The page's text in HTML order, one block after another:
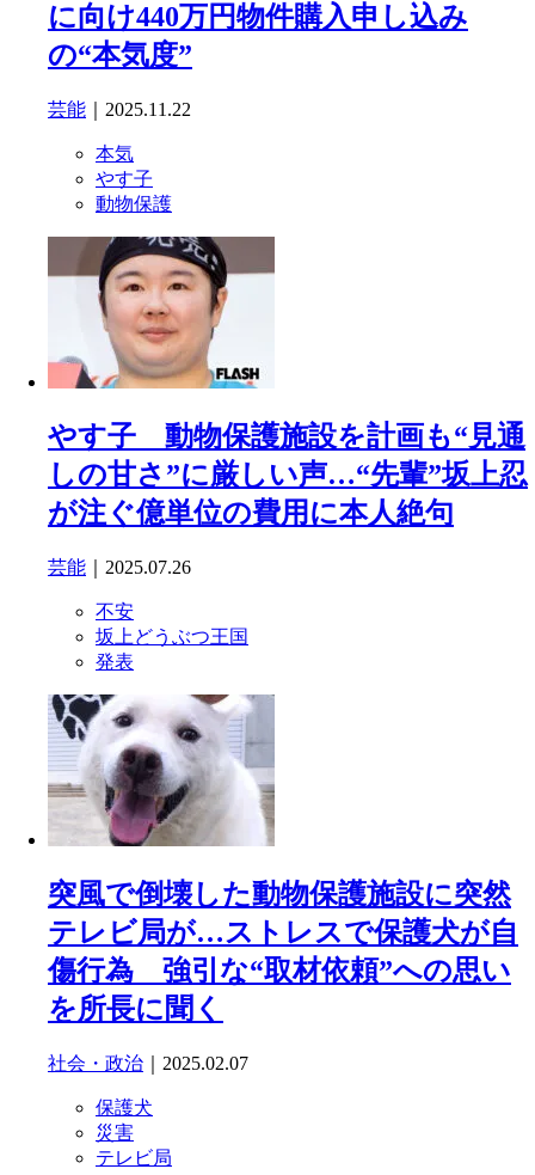
に向け440万円物件購入申し込み
の“本気度”
芸能 ｜2025.11.22
本気
やす子
動物保護
やす子 動物保護施設を計画も“見通
しの甘さ”に厳しい声…“先輩”坂上忍
が注ぐ億単位の費用に本人絶句
芸能 ｜2025.07.26
不安
坂上どうぶつ王国
発表
突風で倒壊した動物保護施設に突然
テレビ局が…ストレスで保護犬が自
傷行為 強引な“取材依頼”への思い
を所長に聞く
社会・政治 ｜2025.02.07
保護犬
災害
テレビ局